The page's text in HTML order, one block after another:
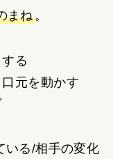
まね。
る
元を動かす
いる/相手の変化